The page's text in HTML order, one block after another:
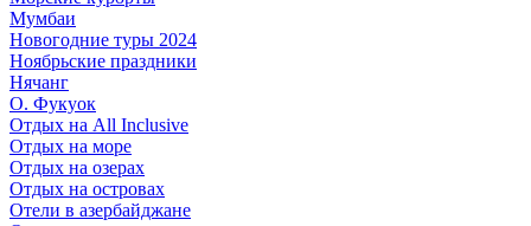
Мумбаи
Новогодние туры 2024
Ноябрьские праздники
Нячанг
О. Фукуок
Отдых на All Inclusive
Отдых на море
Отдых на озерах
Отдых на островах
Отели в азербайджане